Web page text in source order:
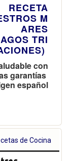
RECETA
M
ARES
TRI
con
garantías
español
de Cocina